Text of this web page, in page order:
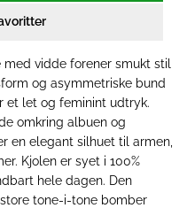
vidde forener smukt stil
og asymmetriske bund
et let og feminint udtryk.
omkring albuen og
en elegant silhuet til armen,
Kjolen er syet i 100%
hele dagen. Den
tone-i-tone bomber